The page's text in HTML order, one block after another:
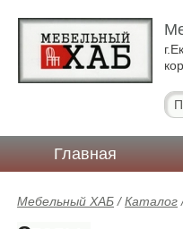
Главная
Мебельный ХАБ /Каталог